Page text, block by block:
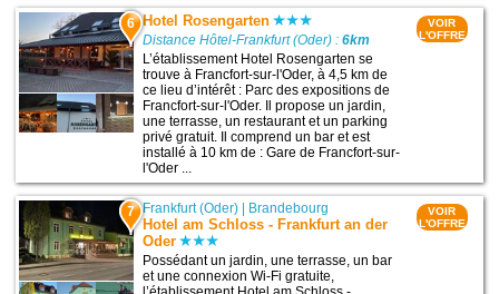
6 Hotel Rosengarten
Distance Hôtel-Frankfurt (Oder) :6km
L’établissement Hotel Rosengarten se
trouve à Francfort-sur-l'Oder, à 4,5 km de
ce lieu d’intérêt : Parc des expositions de
Francfort-sur-l'Oder. Il propose un jardin,
une terrasse, un restaurant et un parking
privé gratuit. Il comprend un bar et est
installé à 10 km de : Gare de Francfort-sur-
l'Oder ...
VOIR
L'OFFRE
7 Frankfurt (Oder) Brandebourg
Hotel am Schloss - Frankfurt an der
Oder
Possédant un jardin, une terrasse, un bar
et une connexion Wi-Fi gratuite,
VOIR
L'OFFRE